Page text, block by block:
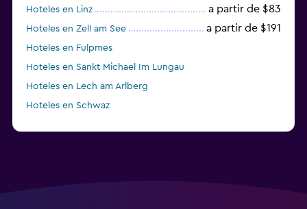
Hoteles en Linz a partir de $83
Hoteles en Zell am See a partir de $191
Hoteles en Fulpmes
Hoteles en Sankt Michael Im Lungau
Hoteles en Lech am Arlberg
Hoteles en Schwaz